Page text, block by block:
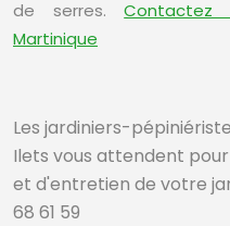
de serres.Contactez
Martinique
Les jardiniers-
Ilets vous attendent
et d'entretien de votre
68 61 59